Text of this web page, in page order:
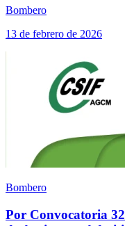
Bombero
13 de febrero de 2026
Bombero
Por Convocatoria